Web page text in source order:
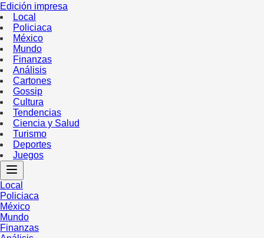
Edición impresa
Local
Policiaca
México
Mundo
Finanzas
Análisis
Cartones
Gossip
Cultura
Tendencias
Ciencia y Salud
Turismo
Deportes
Juegos
Local
Policiaca
México
Mundo
Finanzas